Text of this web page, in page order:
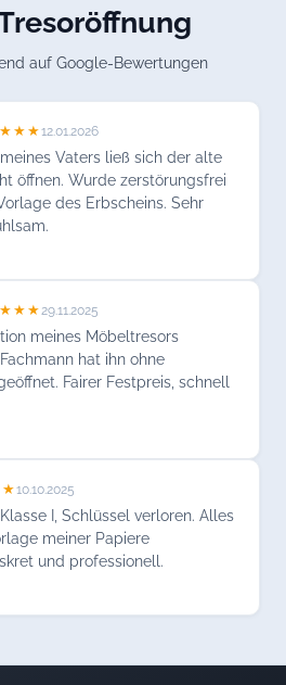
auf Google-Bewertungen
12.01.2026
Vaters ließ sich der alte
öffnen. Wurde zerstörungsfrei
des Erbscheins. Sehr
29.11.2025
meines Möbeltresors
hat ihn ohne
Fairer Festpreis, schnell
10.10.2025
I, Schlüssel verloren. Alles
meiner Papiere
und professionell.